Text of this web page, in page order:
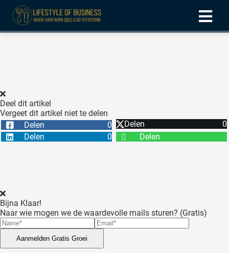
Deel dit artikel
Vergeet dit artikel niet te delen
Delen
0 Delen
0
Delen
0 Delen
Bijna Klaar!
Naar wie mogen we de waardevolle mails sturen? (Gratis)
Aanmelden Gratis Groei
en
kan de